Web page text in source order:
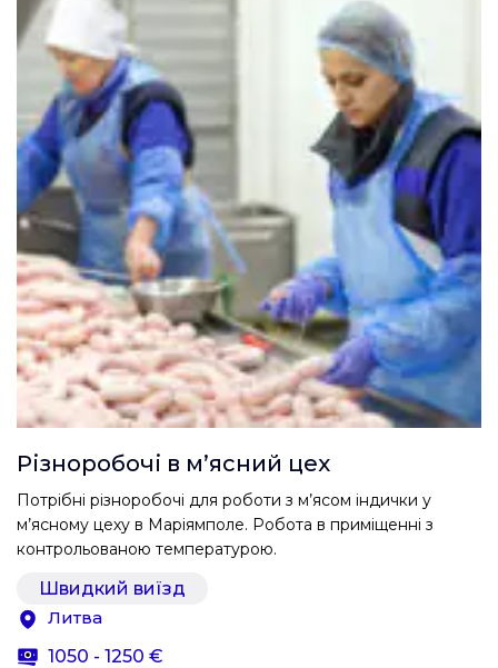
Різноробочі в м’ясний цех
Потрібні різноробочі для роботи з м’ясом індички у
м’ясному цеху в Маріямполе. Робота в приміщенні з
контрольованою температурою.
Швидкий виїзд
Литва
1050 - 1250 €